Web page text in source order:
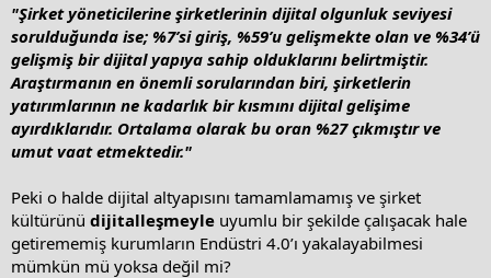
"Şirket yöneticilerine şirketlerinin dijital olgunluk seviyesi
sorulduğunda ise; %7’si giriş, %59’u gelişmekte olan ve %34’ü
gelişmiş bir dijital yapıya sahip olduklarını belirtmiştir.
Araştırmanın en önemli sorularından biri, şirketlerin
yatırımlarının ne kadarlık bir kısmını dijital gelişime
ayırdıklarıdır. Ortalama olarak bu oran %27 çıkmıştır ve
umut vaat etmektedir."
Peki o halde dijital altyapısını tamamlamamış ve şirket
kültürünü dijitalleşmeyle uyumlu bir şekilde çalışacak hale
getirememiş kurumların Endüstri 4.0’ı yakalayabilmesi
mümkün mü yoksa değil mi?